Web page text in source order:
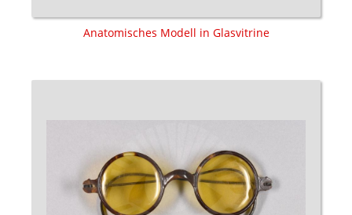
Anatomisches Modell in Glasvitrine